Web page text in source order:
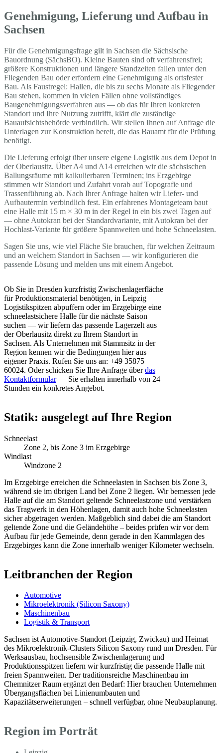
Genehmigung, Lieferung und Aufbau in
Sachsen
Für die Genehmigungsfrage gilt in Sachsen die Sächsische
Bauordnung (SächsBO). Kleine Bauten sind oft verfahrensfrei;
größere Konstruktionen und längere Standzeiten fallen unter den
Fliegenden Bau oder erfordern eine Genehmigung als ortsfester
Bau. Als Faustregel: Hallen, die bis zu sechs Monate als Fliegender
Bau stehen, kommen in vielen Fällen ohne vollständiges
Baugenehmigungsverfahren aus — ob das für Ihren konkreten
Standort und Ihre Nutzung zutrifft, klärt die zuständige
Bauaufsichtsbehörde verbindlich. Wir stellen Ihnen auf Anfrage die
Unterlagen zur Konstruktion bereit, die das Bauamt für die Prüfung
benötigt.
Die Lieferung erfolgt über unsere eigene Logistik aus dem Depot in
der Oberlausitz. Über A4 und A14 erreichen wir die sächsischen
Ballungsräume mit kalkulierbaren Terminen; ins Erzgebirge
stimmen wir Standort und Zufahrt vorab auf Topografie und
Trassenführung ab. Nach Ihrer Anfrage halten wir Liefer- und
Aufbautermin verbindlich fest. Ein erfahrenes Montageteam baut
eine Halle mit 15 m × 30 m in der Regel in ein bis zwei Tagen auf
— ohne Autokran bei der Standardvariante, mit Autokran bei der
Hochlast-Variante für größere Spannweiten und hohe Schneelasten.
Sagen Sie uns, wie viel Fläche Sie brauchen, für welchen Zeitraum
und an welchem Standort in Sachsen — wir konfigurieren die
passende Lösung und melden uns mit einem Angebot.
Ob Sie in Dresden kurzfristig Zwischenlagerfläche
für Produktionsmaterial benötigen, in Leipzig
Logistikspitzen abpuffern oder im Erzgebirge eine
schneelastsichere Halle für die nächste Saison
suchen — wir liefern das passende Lagerzelt aus
der Oberlausitz direkt zu Ihrem Standort in
Sachsen. Als Unternehmen mit Stammsitz in der
Region kennen wir die Bedingungen hier aus
eigener Praxis. Rufen Sie uns an: +49 35875
60024. Oder schicken Sie Ihre Anfrage überdas
Kontaktformular— Sie erhalten innerhalb von 24
Stunden ein konkretes Angebot.
Statik: ausgelegt auf Ihre Region
Schneelast
Zone 2, bis Zone 3 im Erzgebirge
Windlast
Windzone 2
Im Erzgebirge erreichen die Schneelasten in Sachsen bis Zone 3,
während sie im übrigen Land bei Zone 2 liegen. Wir bemessen jede
Halle auf die am Standort geltende Schneelastzone und verstärken
das Tragwerk in den Höhenlagen, damit auch hohe Schneelasten
sicher abgetragen werden. Maßgeblich sind dabei die am Standort
geltende Zone und die Geländehöhe – beides prüfen wir vor dem
Aufbau für jede Gemeinde, denn gerade in den Kammlagen des
Erzgebirges kann die Zone innerhalb weniger Kilometer wechseln.
Leitbranchen der Region
Automotive
Mikroelektronik (Silicon Saxony)
Maschinenbau
Logistik & Transport
Sachsen ist Automotive-Standort (Leipzig, Zwickau) und Heimat
des Mikroelektronik-Clusters Silicon Saxony rund um Dresden. Für
Werksausbau, hochsensible Zwischenlagerung und
Produktionsspitzen liefern wir kurzfristig die passende Halle mit
freien Spannweiten. Der traditionsreiche Maschinenbau im
Chemnitzer Raum ergänzt den Bedarf: Hier brauchen Unternehmen
Übergangsflächen bei Linienumbauten und
Kapazitätserweiterungen – schnell verfügbar, ohne Neubauplanung.
Region im Porträt